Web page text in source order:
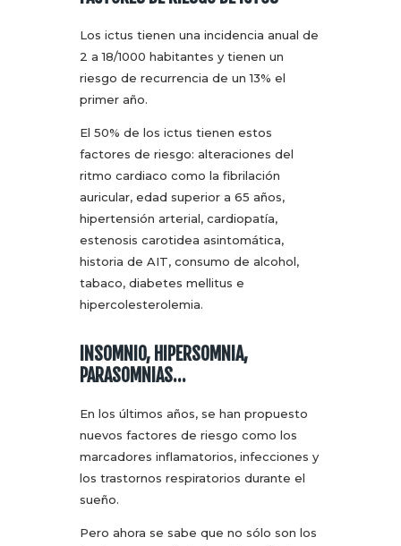
Los ictus tienen una incidencia anual de
2 a 18/1000 habitantes y tienen un
riesgo de recurrencia de un 13% el
primer año.
El 50% de los ictus tienen estos
factores de riesgo: alteraciones del
ritmo cardiaco como la fibrilación
auricular, edad superior a 65 años,
hipertensión arterial, cardiopatía,
estenosis carotidea asintomática,
historia de AIT, consumo de alcohol,
tabaco, diabetes mellitus e
hipercolesterolemia.
INSOMNIO, HIPERSOMNIA,
PARASOMNIAS…
En los últimos años, se han propuesto
nuevos factores de riesgo como los
marcadores inflamatorios, infecciones y
los trastornos respiratorios durante el
sueño.
Pero ahora se sabe que no sólo son los